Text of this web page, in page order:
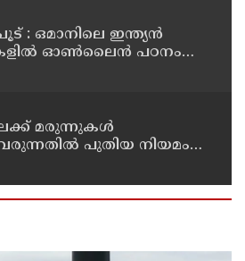
: ഒമാനിലെ ഇന്ത്യന്‍
ഓണ്‍ലൈന്‍ പഠനം
മരുന്നുകള്‍
പുതിയ നിയമം;